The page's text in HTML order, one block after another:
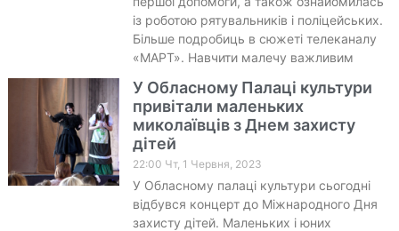
із роботою рятувальників і поліцейських.
Більше подробиць в сюжеті телеканалу
«МАРТ». Навчити малечу важливим
У Обласному Палаці культури
привітали маленьких
миколаївців з Днем захисту
дітей
22:00 Чт, 1 Червня, 2023
У Обласному палаці культури сьогодні
відбувся концерт до Міжнародного Дня
захисту дітей. Маленьких і юних